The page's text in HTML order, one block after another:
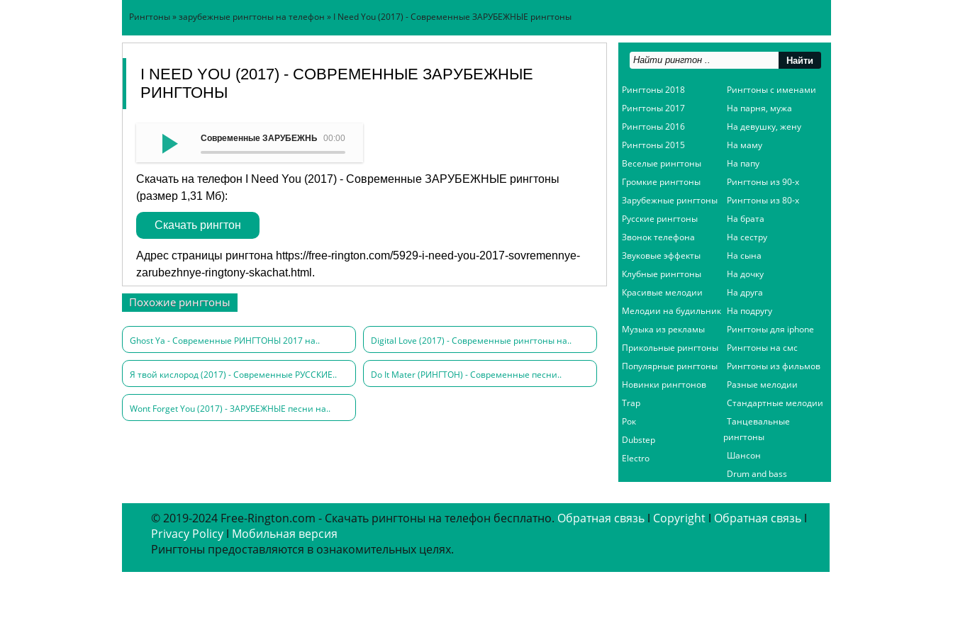
Рингтоны»зарубежные рингтоны на телефон » I Need You (2017) - Современные ЗАРУБЕЖНЫЕ рингтоны
I NEED YOU (2017) - СОВРЕМЕННЫЕ ЗАРУБЕЖНЫЕ
РИНГТОНЫ
00:00
Современные ЗАРУБЕЖНЫЕ рингтоны - I Need You (2017)
Скачать на телефон I Need You (2017) - Современные ЗАРУБЕЖНЫЕ рингтоны
(размер 1,31 Мб):
Скачать рингтон
Адрес страницы рингтона https://free-rington.com/5929-i-need-you-2017-sovremennye-
zarubezhnye-ringtony-skachat.html .
Похожие рингтоны
Ghost Ya - Современные РИНГТОНЫ 2017 на.. Digital Love (2017) - Современные рингтоны на..
Я твой кислород (2017) - Современные РУССКИЕ.. Do It Mater (РИНГТОН) - Современные песни..
Wont Forget You (2017) - ЗАРУБЕЖНЫЕ песни на..
Рингтоны 2018
Рингтоны 2017
Рингтоны 2016
Рингтоны 2015
Веселые рингтоны
Громкие рингтоны
Зарубежные рингтоны
Русские рингтоны
Звонок телефона
Звуковые эффекты
Клубные рингтоны
Красивые мелодии
Мелодии на будильник
Музыка из рекламы
Прикольные рингтоны
Популярные рингтоны
Новинки рингтонов
Trap
Рок
Dubstep
Electro
Рингтоны с именами
На парня, мужа
На девушку, жену
На маму
На папу
Рингтоны из 90-х
Рингтоны из 80-х
На брата
На сестру
На сына
На дочку
На друга
На подругу
Рингтоны для iphone
Рингтоны на смс
Рингтоны из фильмов
Разные мелодии
Стандартные мелодии
Танцевальные
рингтоны
Шансон
Drum and bass
© 2019-2024 Free-Rington.com - Скачать рингтоны на телефон бесплатно. Обратная связь ǀ Copyright ǀ Обратная связь ǀ
Privacy Policy ǀ Мобильная версия
Рингтоны предоставляются в ознакомительных целях.